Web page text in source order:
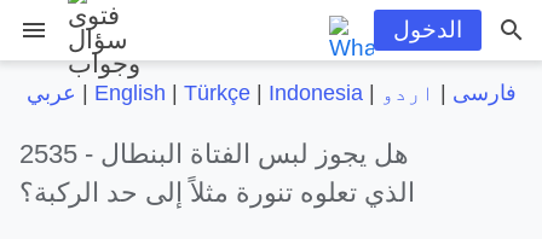
menu الدخول
عربي English Türkçe| Indonesia| فارسی اردو
2535 - هل يجوز لبس الفتاة البنطال
الذي تعلوه تنورة مثلاً إلى حد الركبة؟